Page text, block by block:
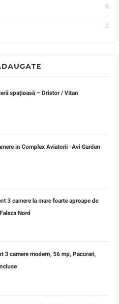
8
2
spațioasă – Dristor / Vitan
in Complex Aviatorii -Avi Garden
3 camere la mare foarte aproape de
Nord
3 camere modern, 56 mp, Pacurari,